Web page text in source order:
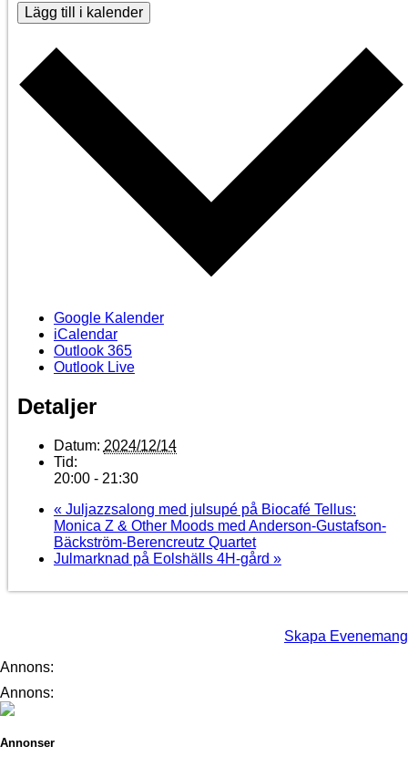
Lägg till i kalender
Google Kalender
iCalendar
Outlook 365
Outlook Live
Detaljer
Datum: 2024/12/14
Tid:
20:00 - 21:30
«Juljazzsalong med julsupé på Biocafé Tellus:
Monica Z & Other Moods med Anderson-Gustafson-
Bäckström-Berencreutz Quartet
Julmarknad på Eolshälls 4H-gård »
Skapa Evenemang
Annons:
Annons:
Annonser